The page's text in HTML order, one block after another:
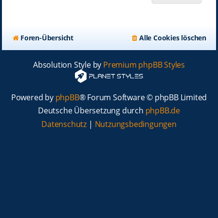
Foren-Übersicht Alle Cookies löschen
Absolution Style by Premium phpBB Styles
Powered by phpBB® Forum Software © phpBB Limited
Deutsche Übersetzung durch phpBB.de
Datenschutz | Nutzungsbedingungen